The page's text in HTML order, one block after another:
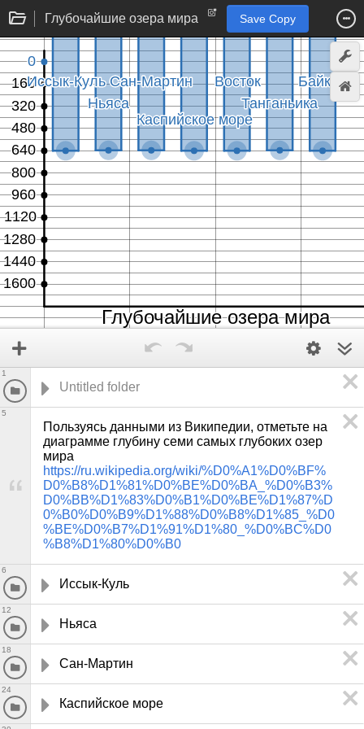
Глубочайшие озера мира Save Copy
1
Пользуясь данными из Википедии, отметьте на
диаграмме глубину семи самых глубоких озер
https://ru.wikipedia.org/wiki/%D0%A1%D0%BF%
D0%B8%D1%81%D0%BE%D0%BA_%D0%B3%
D0%BB%D1%83%D0%B1%D0%BE%D1%87%D
0%B0%D0%B9%D1%88%D0%B8%D1%85_%D0
%BE%D0%B7%D1%91%D1%80_%D0%BC%D0
%B8%D1%80%D0%B0
5
Иссык-Куль
6
Ньяса
12
Сан-Мартин
18
Каспийское море
24